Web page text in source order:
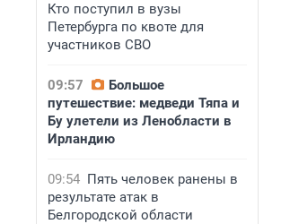
Кто поступил в вузы
Петербурга по квоте для
участников СВО
09:57
Большое
путешествие: медведи Тяпа и
Бу улетели из Ленобласти в
Ирландию
09:54 Пять человек ранены в
результате атак в
Белгородской области